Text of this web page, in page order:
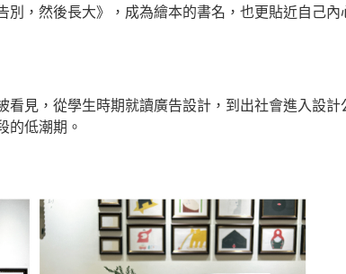
，然後長大》，成為繪本的書名，也更貼近自己內
看見，從學生時期就讀廣告設計，到出社會進入設計
的低潮期。